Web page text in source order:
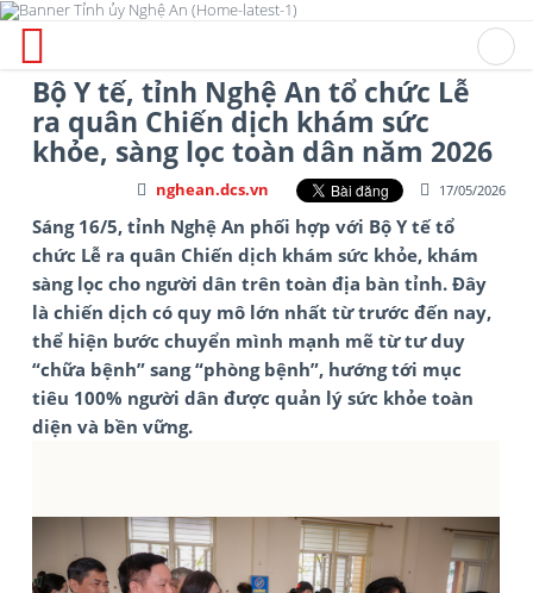
Bộ Y tế, tỉnh Nghệ An tổ chức Lễ
ra quân Chiến dịch khám sức
khỏe, sàng lọc toàn dân năm 2026
17/05/2026
nghean.dcs.vn
Sáng 16/5, tỉnh Nghệ An phối hợp với Bộ Y tế tổ
chức Lễ ra quân Chiến dịch khám sức khỏe, khám
sàng lọc cho người dân trên toàn địa bàn tỉnh. Đây
là chiến dịch có quy mô lớn nhất từ trước đến nay,
thể hiện bước chuyển mình mạnh mẽ từ tư duy
“chữa bệnh” sang “phòng bệnh”, hướng tới mục
tiêu 100% người dân được quản lý sức khỏe toàn
diện và bền vững.